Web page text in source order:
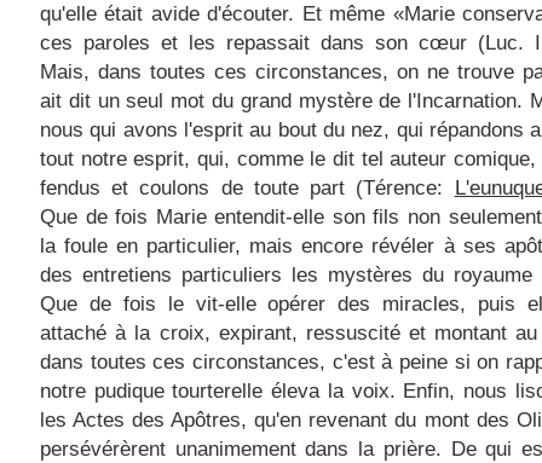
qu'elle était avide d'écouter. Et même «Marie
ces paroles et les repassait dans son cœur (Luc.
Mais, dans toutes ces circonstances, on ne trouve
ait dit un seul mot du grand mystère de l'Incarnation.
nous qui avons l'esprit au bout du nez, qui répandons
tout notre esprit, qui, comme le dit tel auteur comique,
fendus et coulons de toute part (Térence:
Que de fois Marie entendit-elle son fils non
la foule en particulier, mais encore révéler à ses
des entretiens particuliers les mystères du royaume
Que de fois le vit-elle opérer des miracles, puis
attaché à la croix, expirant, ressuscité et montant
dans toutes ces circonstances, c'est à peine si on
notre pudique tourterelle éleva la voix. Enfin, nous
les Actes des Apôtres, qu'en revenant du mont des
persévérèrent unanimement dans la prière. De qui